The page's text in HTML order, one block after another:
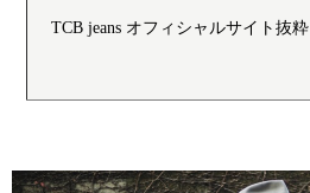
TCB jeans オフィシャルサイト抜粋